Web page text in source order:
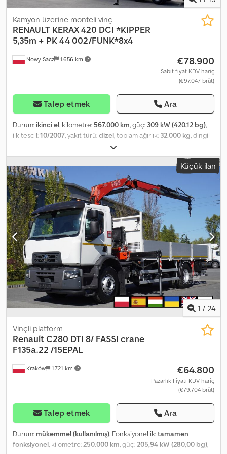
ve iyi çalışır. Fiyat, ihracat için geçerli NETTO fiyattır. Şu dillerde
iletişim kurabiliriz: - İngilizce - Almanca - Macarca Csdpfx Aoztb
Hcenksrf
Nowy Sacz 1.656 km
Kamyon üzerine monteli vinç
RENAULT KERAX 420 DCI *KIPPER
5,35m + PK 44 002/FUNK*8x4
€78.900
Sabit fiyat KDV hariç
(€97.047 brüt)
Talep etmek Ara
Durum: ikinci el, kilometre: 567.000 km, güç: 309 kW (420,12 bg),
ilk tescil:10/2007, yakıt türü:dizel, toplam ağırlık: 32.000 kg, dingil
retarder
mekanik, yükleme alanı uzunluğu:5.350 mm, yükleme alanı
genişliği:2.450 mm, yükleme alanı yüksekliği:800 mm, Üretim yılı:
2007, Donanım:ABS, vinç
, Renault Kerax 420 DCI Damperli Kasa
5,35 m + VİNÇ + UZAKTAN KUMANDA KAZASIZ İyi DURUMDA! *
ÜRETİM YILI: 2007 * KİLOMETRE: 567.000 km EKİPMAN: * ABS *
MERKEZİ KİLİT * ELEKTRİKLİ CAMLAR * ELEKTRİKLİ AYNALAR *
HİDROLİK DİREKSİYON * TAKOMETRE DAMPERLİ KASA: 535 x 245 x
80 cm (U x G x Y) KAPASİTE: 14.000 kg TOPLAM AĞIRLIK: 32.000 kg
AKS ARALIĞI: 175/247/135 cm LASTİK EBADI: 13R22,5 HER İKİ AKSTA
YAYLI SÜSPANSİYON Codpfezrkm Ajx Ankjrf VİNÇ: PALFINGER PK
44 002 + UZAKTAN KUMANDA TEL: KUBA - POLONYACA, İNGİLİZCE,
ALMANCA, İTALYANCA SEBASTIAN - POLONYACA, ALMANCA,
İTALYANCA, ????? LASZLO - MACARCA COSTEL - ROMENCE
(Romence, ihracat için gerekli tüm işlemleri ve belgeleri
sağlıyoruz) RADEK - ????? : 4521
Küçük ilan
1 / 24
Kraków 1.721 km
Vinçli platform
Renault C280 DTI 8/ FASSI crane
F135a.22 /15EPAL
€64.800
Pazarlık Fiyatı KDV hariç
(€79.704 brüt)
Talep etmek Ara
Durum: mükemmel (kullanılmış), Fonksiyonellik:tamamen
fonksiyonel, kilometre:250.000 km, güç:205,94 kW (280,00 bg),